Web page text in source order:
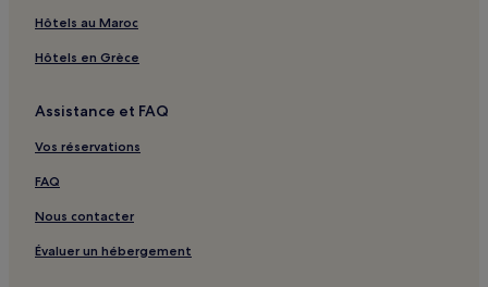
Hôtels au Maroc
Hôtels en Grèce
Assistance et FAQ
Vos réservations
FAQ
Nous contacter
Évaluer un hébergement